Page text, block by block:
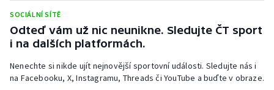
Triatlon
Veslování
Vodní slalom
SOCIÁLNÍ SÍTĚ
Odteď vám už nic neunikne. Sledujte ČT sport
i na dalších platformách.
Nenechte si nikde ujít nejnovější sportovní události. Sledujte nás i
na Facebooku, X, Instagramu, Threads či YouTube a buďte v obraze.